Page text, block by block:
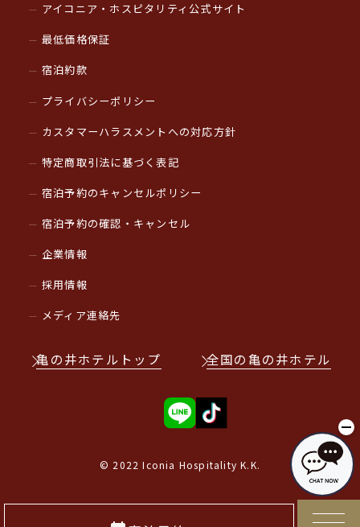
アイコニア・ホスピタリティ公式サイト
最低価格保証
宿泊約款
プライバシーポリシー
カスタマーハラスメントへの対応方針
特定商取引法に基づく表記
宿泊予約のキャンセルポリシー
宿泊予約の確認・キャンセル
企業情報
採用情報
メディア連絡先
亀の井ホテルトップ 全国の亀の井ホテル
© 2022 Iconia Hospitality K.K.